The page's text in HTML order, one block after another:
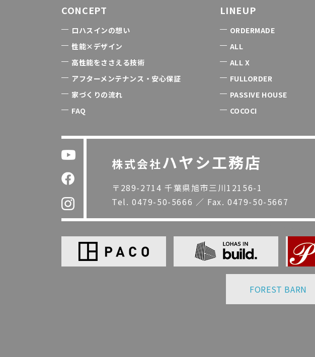
CONCEPT
ロハスインの想い
性能×デザイン
高性能をささえる技術
アフターメンテナンス・安心保証
家づくりの流れ
FAQ
LINEUP
ORDERMADE
ALL
ALL X
FULLORDER
PASSIVE HOUSE
COCOCI
株式会社ハヤシ工務店
〒289-2714 千葉県旭市三川12156-1
Tel. 0479-50-5666 ／ Fax. 0479-50-5667
FOREST BARN